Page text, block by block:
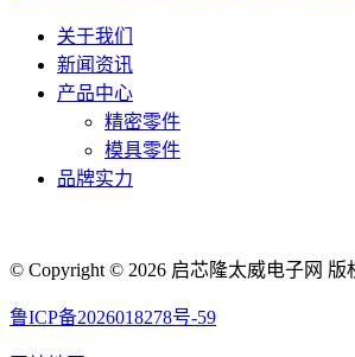
关于我们
新闻资讯
产品中心
精密零件
模具零件
品牌实力
© Copyright © 2026 启芯隆太威电子网 版
鲁ICP备2026018278号-59